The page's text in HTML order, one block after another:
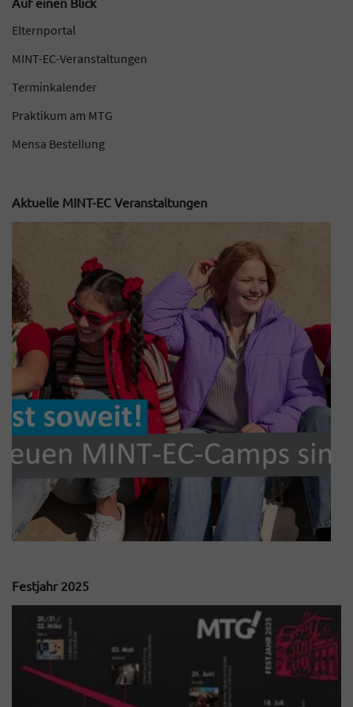
Elternportal
MINT-EC-Veranstaltungen
Terminkalender
Praktikum am MTG
Mensa Bestellung
Aktuelle MINT-EC Veranstaltungen
Festjahr 2025